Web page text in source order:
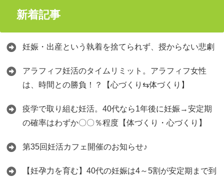
新着記事
妊娠・出産という執着を捨てられず、授からない悲劇
アラフィフ妊活のタイムリミット。アラフィフ女性
は、時間との勝負！？【心づくり⇆体づくり】
疫学で取り組む妊活。40代なら1年後に妊娠→安定期
の確率はわずか〇〇％程度【体づくり・心づくり】
第35回妊活カフェ開催のお知らせ♪
【妊孕力を育む】40代の妊娠は4～5割が安定期まで到